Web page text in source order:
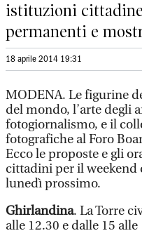
istituzioni
permanenti e
18 aprile 2014 19:31
MODENA. Le figurine
del mondo, l’arte degli
fotogiornalismo, e il
fotografiche al Foro
Ecco le proposte e gli
cittadini per il weekend
lunedì prossimo.
Ghirlandina. La Torre
alle 12.30 e dalle 15